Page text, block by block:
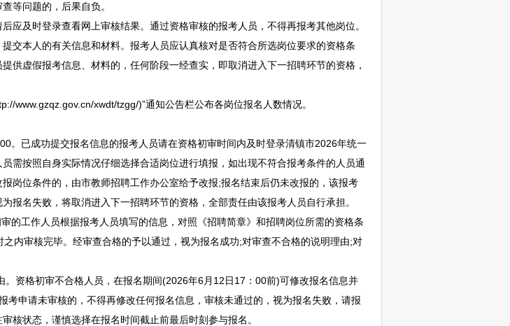
等问题的，后果自负。
及时登录查看网上审核结果。通过资格审核的报考人员，不得再报考其他岗位。
本人的有关信息和材料。报考人员应认真核对是否符合所选岗位要求的资格条
供虚假报考信息、材料的，任何阶段一经查实，即取消进入下一招聘环节的资格，
www.gzqz.gov.cn/xwdt/tzgg/)”通知公告栏公布各岗位报名人数情况。
已成功提交报名信息的报考人员请在资格初审时间内及时登录清镇市2026年统一
需按照自身实际情况仔细选择合适岗位进行填报，如出现不符合报考条件的人员通
岗位条件的，由市教师招聘工作办公室给予改报;报名结束后仍未改报的，该报考
报名失败，将取消进入下一招聘环节的资格，全部责任由该报考人员自行承担。
的工作人员根据报考人员填写的信息，对照《招聘简章》和招聘岗位所需的资格条
内审核完毕。经审查合格的予以通过，视为报名成功;对审查不合格的说明理由;对
格初审不合格人员，在报名期间(2026年6月12日17：00前)可修改报名信息并
申请未审核的，不得再修改任何报名信息，审核未通过的，视为报名失败，请报
核状态，谨慎选择在报名时间截止前最后时刻参与报名。